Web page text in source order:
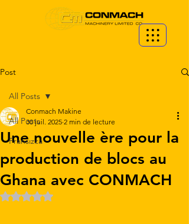
Post
All Posts
Fransızca
All Posts
Une nouvelle ère pour la
production de blocs au
Ghana avec CONMACH
Conmach Makine
30 juil. 2025 2 min de lecture
Noté NaN étoiles sur 5.